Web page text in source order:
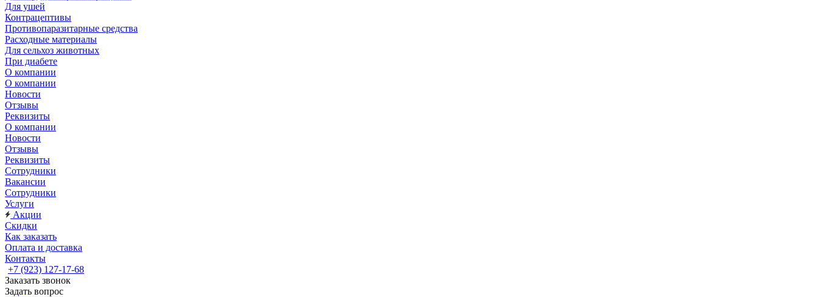
Для ушей
Контрацептивы
Противопаразитарные средства
Расходные материалы
Для сельхоз животных
При диабете
О компании
О компании
Новости
Отзывы
Реквизиты
О компании
Новости
Отзывы
Реквизиты
Сотрудники
Вакансии
Сотрудники
Услуги
Акции
Скидки
Как заказать
Оплата и доставка
Контакты
+7 (923) 127-17-68
Заказать звонок
Задать вопрос